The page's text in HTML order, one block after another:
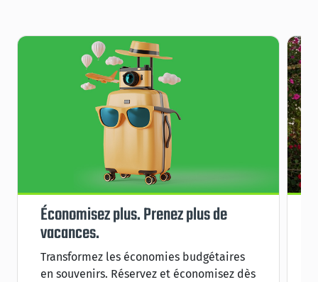
Économisez plus. Prenez plus de
vacances.
Transformez les économies budgétaires
en souvenirs. Réservez et économisez dès